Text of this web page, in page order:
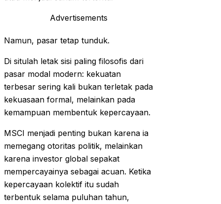
Advertisements
Namun, pasar tetap tunduk.
Di situlah letak sisi paling filosofis dari
pasar modal modern: kekuatan
terbesar sering kali bukan terletak pada
kekuasaan formal, melainkan pada
kemampuan membentuk kepercayaan.
MSCI menjadi penting bukan karena ia
memegang otoritas politik, melainkan
karena investor global sepakat
mempercayainya sebagai acuan. Ketika
kepercayaan kolektif itu sudah
terbentuk selama puluhan tahun,